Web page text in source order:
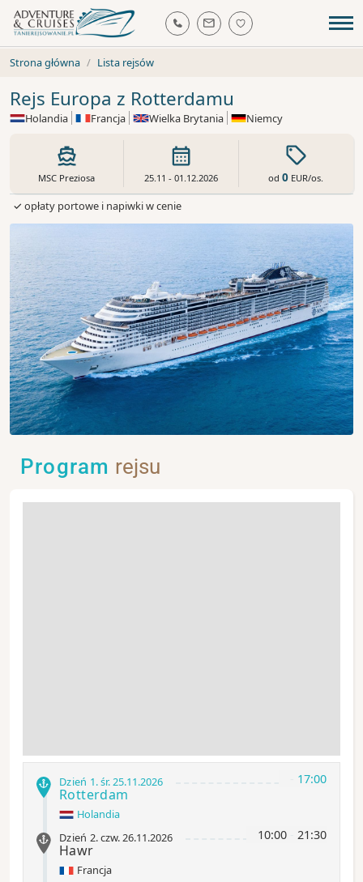
Strona główna Lista rejsów
Rejs Europa z Rotterdamu
Holandia Francja Wielka Brytania Niemcy
MSC Preziosa 25.11 - 01.12.2026 od0 EUR/os.
✓ opłaty portowe i napiwki w cenie
Program rejsu
17:00
Dzień 1.śr.25.11.2026
Rotterdam
Holandia
10:00 21:30
Dzień 2.czw.26.11.2026
Hawr
Francja